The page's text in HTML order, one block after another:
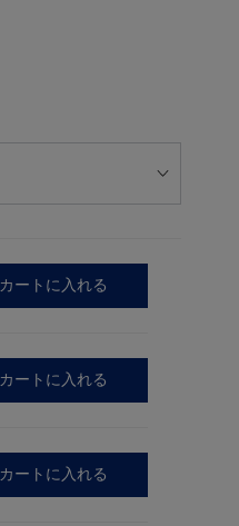
カートに入れる
カートに入れる
カートに入れる